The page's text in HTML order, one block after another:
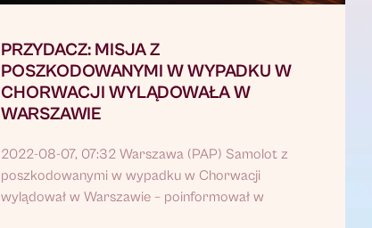
PRZYDACZ: MISJA Z
POSZKODOWANYMI W WYPADKU W
CHORWACJI WYLĄDOWAŁA W
WARSZAWIE
2022-08-07, 07:32 Warszawa (PAP) Samolot z
poszkodowanymi w wypadku w Chorwacji
wylądował w Warszawie – poinformował w